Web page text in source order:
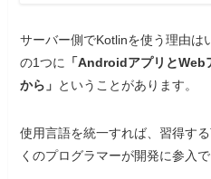
サーバー側でKotlinを使う理由は
の1つに 「AndroidアプリとWeb
から」 ということがあります。
使用言語を統一すれば、習得す
くのプログラマーが開発に参入で